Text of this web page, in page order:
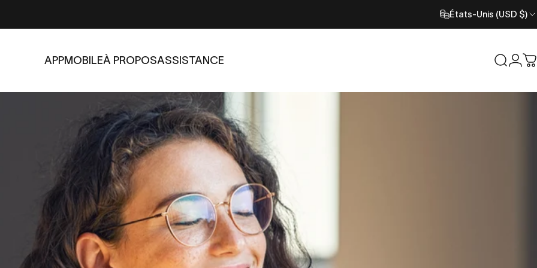
États-Unis (USD $)
APPMOBILEÀ PROPOSASSISTANCE